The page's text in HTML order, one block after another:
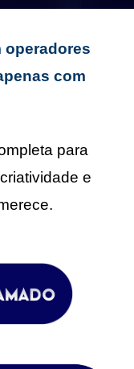
operadores
com
para
e